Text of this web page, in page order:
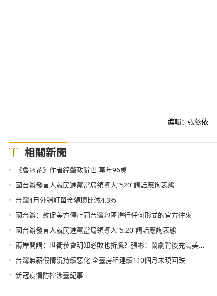
編輯：張依依
相關新聞
• 《魯冰花》作者鐘肇政辭世 享年96歲
• 國台辦發言人就民進黨當局領導人“520”講話應詢表態
• 台灣4月外銷訂單金額環比減4.3%
• 國台辦：敦促美方停止同台灣地區進行任何形式的官方往來
• 國台辦發言人就民進黨當局領導人“5.20”講話應詢表態
• 兩岸開講：世衛參會明知必敗也折騰？張彬：鬧劇背後充滿美臺政治算計
• 台灣無薪假情況持續惡化 全臺房租連續110個月未現回跌
• 新冠疫情防控涉臺紀事